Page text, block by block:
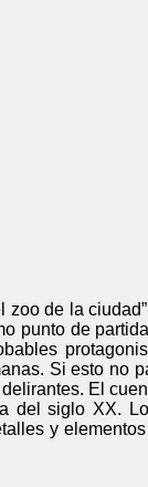
de la
punto de
Si esto no
El
del siglo XX.
y